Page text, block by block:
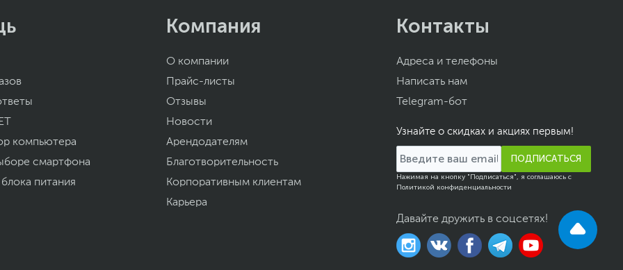
компьютера
смартфона
блока питания
Компания
О компании
Прайс-листы
Отзывы
Новости
Арендодателям
Благотворительность
Корпоративным клиентам
Карьера
Контакты
Адреса и телефоны
Написать нам
Telegram-бот
Узнайте о скидках и акциях первым!
ПОДПИСАТЬСЯ
Нажимая на кнопку "Подписаться", я соглашаюсь с
Политикой конфиденциальности
Давайте дружить в соцсетях!